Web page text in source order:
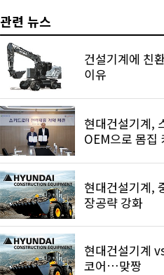
관련 뉴스
건설기계에 친
이유
현대건설기계,
OEM으로 몸집
현대건설기계,
장공략 강화
현대건설기계
코어…맞짱